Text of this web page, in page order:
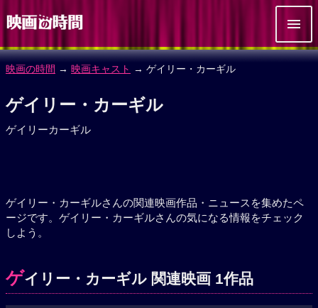
映画の時間 → 映画キャスト → ゲイリー・カーギル
ゲイリー・カーギル
ゲイリーカーギル
ゲイリー・カーギルさんの関連映画作品・ニュースを集めたペ
ージです。ゲイリー・カーギルさんの気になる情報をチェック
しよう。
ゲイリー・カーギル 関連映画 1作品